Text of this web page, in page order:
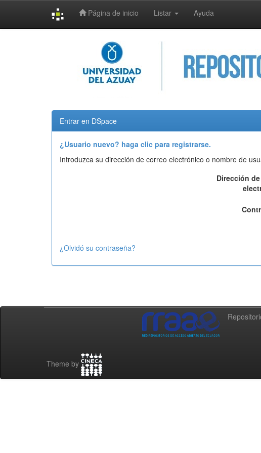
Página de inicio Listar Ayuda
Entrar en DSpace
¿Usuario nuevo? haga clic para registrarse.
Introduzca su dirección de correo electrónico o nombre de
Dirección
¿Olvidó su contraseña?
Theme by